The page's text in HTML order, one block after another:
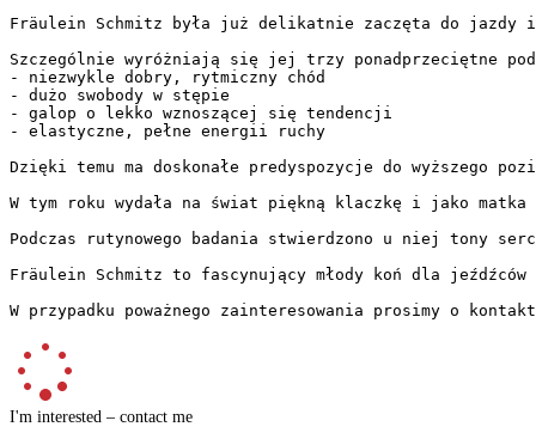
Fräulein Schmitz była już delikatnie zaczęta do jazdy i
Szczególnie wyróżniają się jej trzy ponadprzeciętne
- niezwykle dobry, rytmiczny chód
- dużo swobody w stępie
- galop o lekko wznoszącej się tendencji
- elastyczne, pełne energii ruchy
Dzięki temu ma doskonałe predyspozycje do wyższego
W tym roku wydała na świat piękną klaczkę i jako matka
Podczas rutynowego badania stwierdzono u niej tony
Fräulein Schmitz to fascynujący młody koń dla
W przypadku poważnego zainteresowania prosimy o
I'm interested – contact me